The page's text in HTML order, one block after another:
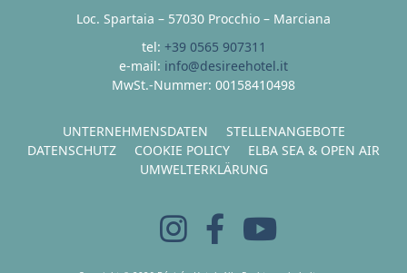
Loc. Spartaia – 57030 Procchio – Marciana
tel: +39 0565 907311
e-mail: info@desireehotel.it
MwSt.-Nummer: 00158410498
UNTERNEHMENSDATEN
STELLENANGEBOTE
DATENSCHUTZ
COOKIE POLICY
ELBA SEA & OPEN AIR
UMWELTERKLÄRUNG